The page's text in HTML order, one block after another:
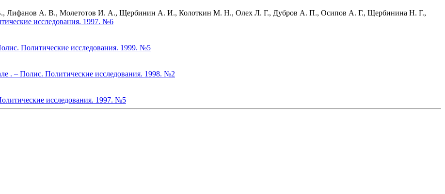
Лифанов А. В., Молетотов И. А., Щербинин А. И., Колоткин М. Н., Олех Л. Г., Дубров А. П., Осипов А. Г., Щербинина Н. Г.,
исследования. 1997. №6
Политические исследования. 1999. №5
. – Полис. Политические исследования. 1998. №2
исследования. 1997. №5